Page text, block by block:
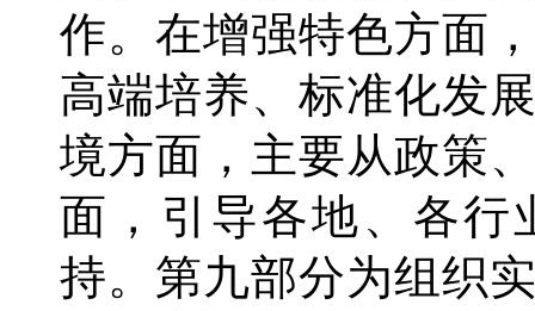
作。在增强特色方面
高端培养、标准化发
境方面，主要从政策
面，引导各地、各行
持。第九部分为组织